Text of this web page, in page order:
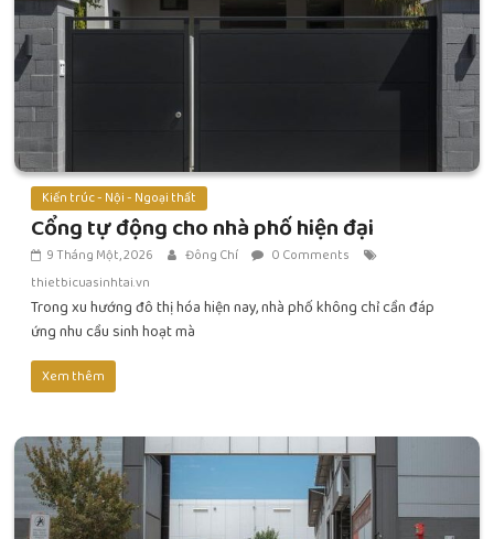
Kiến trúc - Nội - Ngoại thất
Cổng tự động cho nhà phố hiện đại
9 Tháng Một, 2026 Đông Chí
0 Comments
thietbicuasinhtai.vn
Trong xu hướng đô thị hóa hiện nay, nhà phố không chỉ cần đáp
ứng nhu cầu sinh hoạt mà
Xem thêm